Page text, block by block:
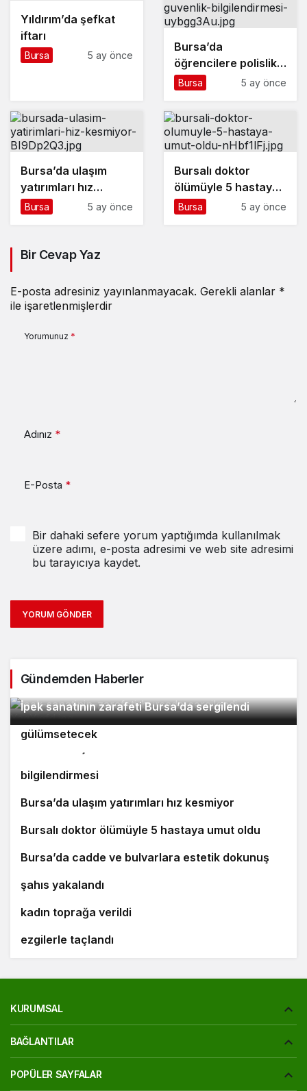
Yıldırım’da şefkat
iftarı
Bursa 5 ay önce
Bursa’da
öğrencilere polislik
tanıtımı ve güvenlik
Bursa 5 ay önce
Bursa’da ulaşım
yatırımları hız
kesmiyor
Bursa 5 ay önce
Bursalı doktor
ölümüyle 5 hastaya
umut oldu
Bursa 5 ay önce
Bir Cevap Yaz
E-posta adresiniz yayınlanmayacak. Gerekli alanlar *
ile işaretlenmişlerdir
Yorumunuz *
Adınız *
E-Posta *
Bir dahaki sefere yorum yaptığımda kullanılmak
üzere adımı, e-posta adresimi ve web site adresimi
bu tarayıcıya kaydet.
YORUM GÖNDER
Gündemden Haberler
İpek sanatının zarafeti Bursa’da sergilendi
Orhaneli’nin turizm potansiyeli Bursa’yı
gülümsetecek
3
4
Bursa’da öğrencilere polislik tanıtımı ve güvenlik
bilgilendirmesi
5
Bursa’da ulaşım yatırımları hız kesmiyor
6
Bursalı doktor ölümüyle 5 hastaya umut oldu
7
Bursa’da cadde ve bulvarlara estetik dokunuş
Bursa’da 25 yıl kesinleşmiş hapis cezası bulunan
şahıs yakalandı
Bursa’daki silahlı saldırıda ölen güzellik uzmanı
kadın toprağa verildi
‘Osmangazi Ramazan Sokağı’ huzur veren
ezgilerle taçlandı
KURUMSAL
BAĞLANTILAR
POPÜLER SAYFALAR